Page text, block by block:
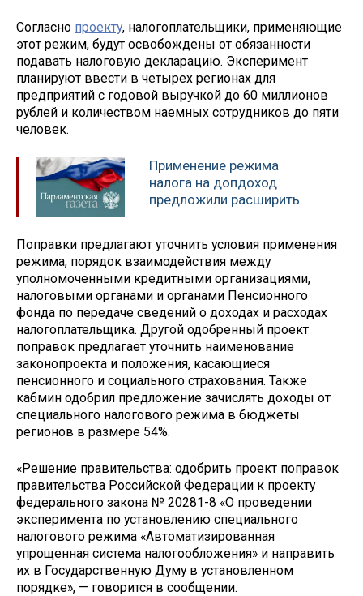
Согласно проекту, налогоплательщики, применяющие
этот режим, будут освобождены от обязанности
подавать налоговую декларацию. Эксперимент
планируют ввести в четырех регионах для
предприятий с годовой выручкой до 60 миллионов
рублей и количеством наемных сотрудников до пяти
человек.
Применение режима
налога на допдоход
предложили расширить
Поправки предлагают уточнить условия применения
режима, порядок взаимодействия между
уполномоченными кредитными организациями,
налоговыми органами и органами Пенсионного
фонда по передаче сведений о доходах и расходах
налогоплательщика. Другой одобренный проект
поправок предлагает уточнить наименование
законопроекта и положения, касающиеся
пенсионного и социального страхования. Также
кабмин одобрил предложение зачислять доходы от
специального налогового режима в бюджеты
регионов в размере 54%.
«Решение правительства: одобрить проект поправок
правительства Российской Федерации к проекту
федерального закона № 20281-8 «О проведении
эксперимента по установлению специального
налогового режима «Автоматизированная
упрощенная система налогообложения» и направить
их в Государственную Думу в установленном
порядке», — говорится в сообщении.